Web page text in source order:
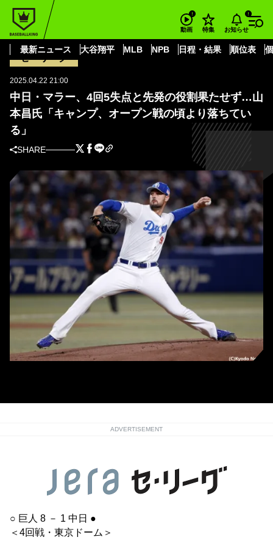
動画 特集 お知らせ
最新ニュース 大谷翔平 MLB NPB 日程・結果 順位表
BASEBALL KING
中日・マラー、4回5失点と先発の役割果たせず…山本昌氏「キャンプ、オー
プン戦の頃より落ちている」
セ・リーグ
2025.04.22 21:00
中日・マラー、4回5失点と先発の役割果たせず…山
本昌氏「キャンプ、オープン戦の頃より落ちてい
る」
SHARE
ADVERTISEMENT
○ 巨人 8 － 1 中日 ●
＜4回戦・東京ドーム＞